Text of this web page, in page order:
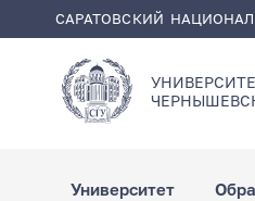
САРАТОВСКИЙ
Университет